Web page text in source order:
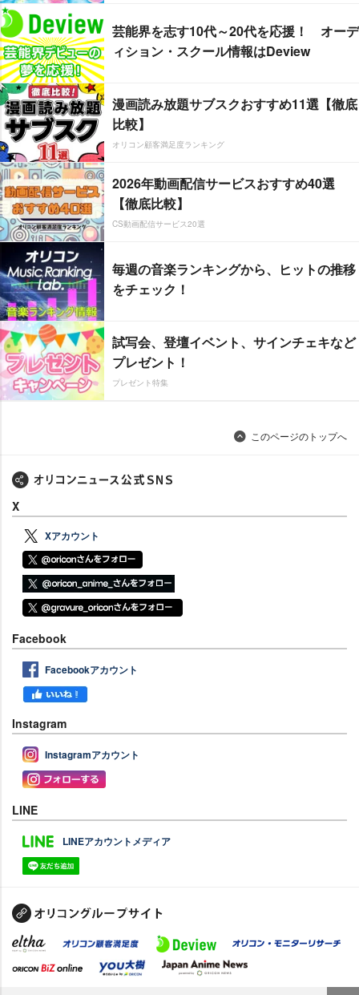
芸能界を志す10代～20代を応援！ オーデ
ィション・スクール情報はDeview
漫画読み放題サブスクおすすめ11選【徹底
比較】
オリコン顧客満足度ランキング
2026年動画配信サービスおすすめ40選
【徹底比較】
CS動画配信サービス20選
毎週の音楽ランキングから、ヒットの推移
をチェック！
試写会、登壇イベント、サインチェキなど
プレゼント！
プレゼント特集
このページのトップへ
X
Xアカウント
Facebook
Facebookアカウント
Instagram
Instagramアカウント
LINE
LINEアカウントメディア